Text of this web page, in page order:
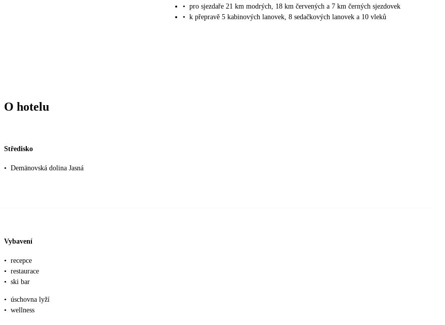
• pro sjezdaře 21 km modrých, 18 km červených a 7 km černých sjezdovek
• k přepravě 5 kabinových lanovek, 8 sedačkových lanovek a 10 vleků
O hotelu
Středisko
• Demänovská dolina Jasná
Vybavení
• recepce
• restaurace
• ski bar
• úschovna lyží
• wellness